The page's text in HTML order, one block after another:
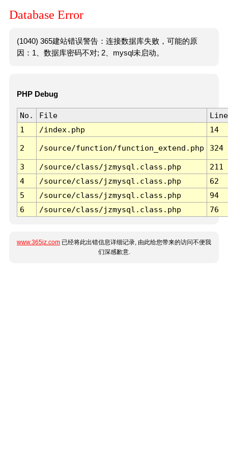
Database Error
(1040) 365建站错误警告：连接数据库失败，可能的原
因：1、数据库密码不对; 2、mysql未启动。
PHP Debug
No. File
Line
1
/index.php 14
2 /source/function/function_extend.php 324
3 /source/class/jzmysql.class.php
211
4
/source/class/jzmysql.class.php
62
5
/source/class/jzmysql.class.php
94
6
/source/class/jzmysql.class.php 76
www.365jz.com 已经将此出错信息详细记录, 由此给您带来的访问不便我
们深感歉意.